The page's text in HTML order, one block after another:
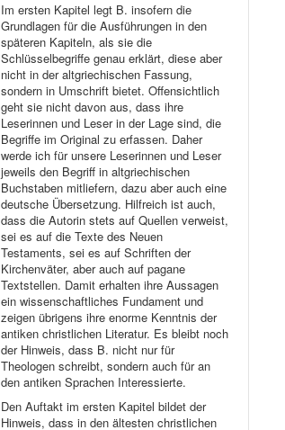
Im ersten Kapitel legt B. insofern die
Grundlagen für die Ausführungen in den
späteren Kapiteln, als sie die
Schlüsselbegriffe genau erklärt, diese aber
nicht in der altgriechischen Fassung,
sondern in Umschrift bietet. Offensichtlich
geht sie nicht davon aus, dass ihre
Leserinnen und Leser in der Lage sind, die
Begriffe im Original zu erfassen. Daher
werde ich für unsere Leserinnen und Leser
jeweils den Begriff in altgriechischen
Buchstaben mitliefern, dazu aber auch eine
deutsche Übersetzung. Hilfreich ist auch,
dass die Autorin stets auf Quellen verweist,
sei es auf die Texte des Neuen
Testaments, sei es auf Schriften der
Kirchenväter, aber auch auf pagane
Textstellen. Damit erhalten ihre Aussagen
ein wissenschaftliches Fundament und
zeigen übrigens ihre enorme Kenntnis der
antiken christlichen Literatur. Es bleibt noch
der Hinweis, dass B. nicht nur für
Theologen schreibt, sondern auch für an
den antiken Sprachen Interessierte.
Den Auftakt im ersten Kapitel bildet der
Hinweis, dass in den ältesten christlichen